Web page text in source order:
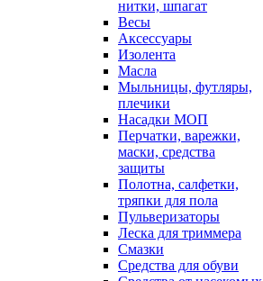
нитки, шпагат
Весы
Аксессуары
Изолента
Масла
Мыльницы, футляры,
плечики
Насадки МОП
Перчатки, варежки,
маски, средства
защиты
Полотна, салфетки,
тряпки для пола
Пульверизаторы
Леска для триммера
Смазки
Средства для обуви